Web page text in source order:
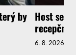
by Host se
6. 8. 2026